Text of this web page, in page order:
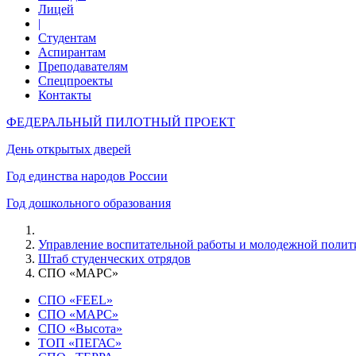
Лицей
|
Студентам
Аспирантам
Преподавателям
Спецпроекты
Контакты
ФЕДЕРАЛЬНЫЙ ПИЛОТНЫЙ ПРОЕКТ
День открытых дверей
Год единства народов России
Год дошкольного образования
Управление воспитательной работы и молодежной
Штаб студенческих отрядов
СПО «МАРС»
СПО «FEEL»
СПО «МАРС»
СПО «Высота»
ТОП «ПЕГАС»